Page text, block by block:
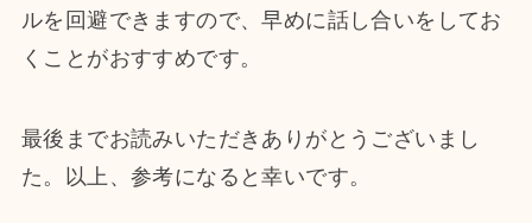
ルを回避できますので、早めに話し合いをしてお
くことがおすすめです。
最後までお読みいただきありがとうございまし
た。以上、参考になると幸いです。